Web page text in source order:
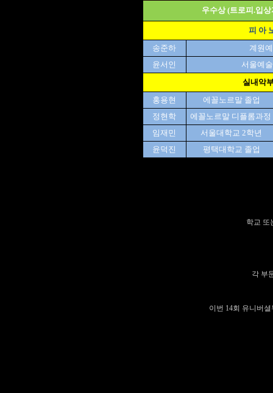
우수상 (트로피.입
피 아
송준하
계원
윤서인
서울예
실내악
홍용현
에꼴노르말 졸업
정현학
에꼴노르말 디플롬과정
임재민
서울대학교 2학년
윤덕진
평택대학교 졸업
학교 또
각 부
이번 14회 유니버